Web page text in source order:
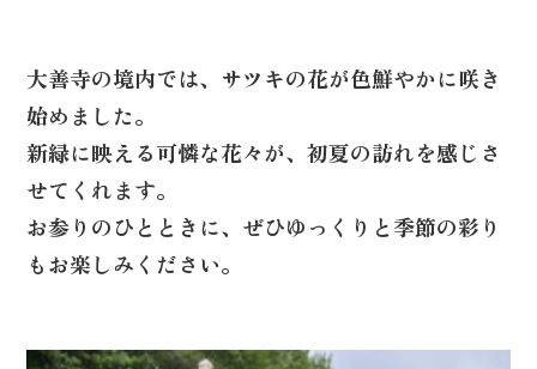
大善寺の境内では、サツキの花が色鮮やかに咲き
始めました。
新緑に映える可憐な花々が、初夏の訪れを感じさ
せてくれます。
お参りのひとときに、ぜひゆっくりと季節の彩り
もお楽しみください。